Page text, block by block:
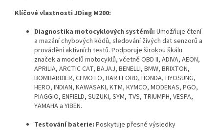
Klíčové vlastnosti JDiag M200:
Diagnostika motocyklových systémů: Umožňuje čtení
a mazání chybových kódů, sledování živých dat senzorů a
provádění aktivních testů. Podporuje širokou škálu
značek a modelů motocyklů, včetně OBD II, ADIVA, AEON,
APRILIA, ARCTIC CAT, BAJAJ, BENELLI, BMW, BRIXTON,
BOMBARDIER, CFMOTO, HARTFORD, HONDA, HYOSUNG,
HERO, INDIAN, KAWASAKI, KTM, KYMCO, MODENAS, PGO,
PIAGGIO, ENFIELD, SUZUKI, SYM, TVS, TRIUMPH, VESPA,
YAMAHA a YIBEN.
Testování baterie: Poskytuje přesné výsledky